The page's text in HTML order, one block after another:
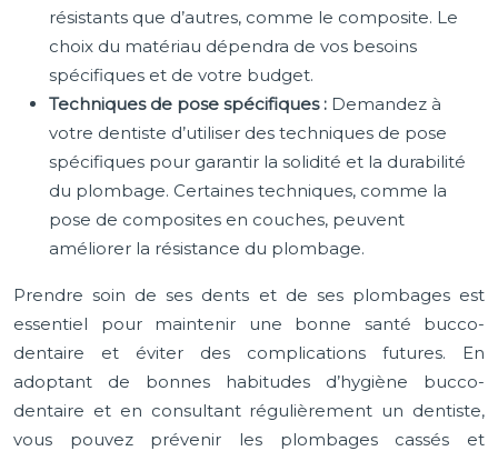
résistants que d’autres, comme le composite. Le
choix du matériau dépendra de vos besoins
spécifiques et de votre budget.
Techniques de pose spécifiques : Demandez à
votre dentiste d’utiliser des techniques de pose
spécifiques pour garantir la solidité et la durabilité
du plombage. Certaines techniques, comme la
pose de composites en couches, peuvent
améliorer la résistance du plombage.
Prendre soin de ses dents et de ses plombages est
essentiel pour maintenir une bonne santé bucco-
dentaire et éviter des complications futures. En
adoptant de bonnes habitudes d’hygiène bucco-
dentaire et en consultant régulièrement un dentiste,
vous pouvez prévenir les plombages cassés et